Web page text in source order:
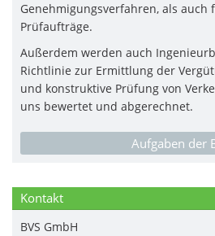
Genehmigungsverfahren, als
Prüfaufträge.
Außerdem werden auch
Richtlinie zur Ermittlung der
und konstruktive Prüfung von
uns bewertet und abgerechnet.
Aufgaben der
Kontakt
BVS GmbH